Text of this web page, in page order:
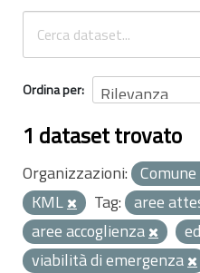
INFORMAZIONI
Ordina per
1 dataset trovato
Organizzazioni:
KML
Tag: aree
aree accoglienza
viabilità di emergenza